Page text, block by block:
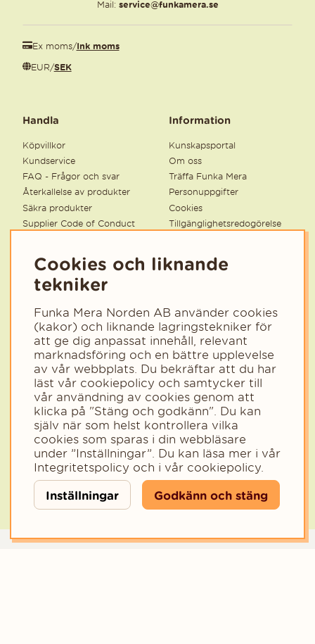
Mail: service@funkamera.se
Ex moms/Ink moms
EUR/SEK
Handla
Köpvillkor
Kundservice
FAQ - Frågor och svar
Återkallelse av produkter
Säkra produkter
Supplier Code of Conduct
Information
Kunskapsportal
Om oss
Träffa Funka Mera
Personuppgifter
Cookies
Tillgänglighetsredogörelse
Få tips, inspiration och nyheter från Funka Mera.
Välj det område som passar dig bäst så anpassar vi innehållet
efter dig.
Välj kategori för nyhetsbrev
Privat
Företag
Välj den kategori som bäst beskriver din verksamhet för att få
Cookies och liknande
tekniker
Funka Mera Norden AB använder cookies
(kakor) och liknande lagringstekniker för
att ge dig anpassat innehåll, relevant
marknadsföring och en bättre upplevelse
av vår webbplats. Du bekräftar att du har
läst vår cookiepolicy och samtycker till
vår användning av cookies genom att
klicka på "Stäng och godkänn". Du kan
själv när som helst kontrollera vilka
cookies som sparas i din webbläsare
under ”Inställningar”. Du kan läsa mer i vår
Integritetspolicy och i vår cookiepolicy.
Inställningar Godkänn och stäng